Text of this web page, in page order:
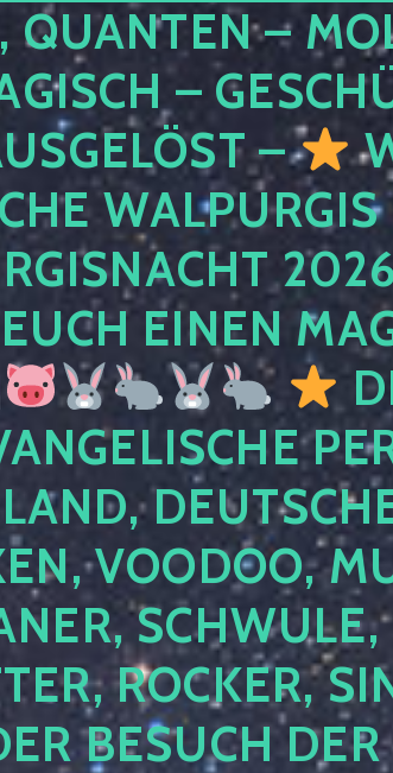
QUANTEN –
–
–
EINEN
VOODOO,
SCHWULE,
ROCKER,
BESUCH